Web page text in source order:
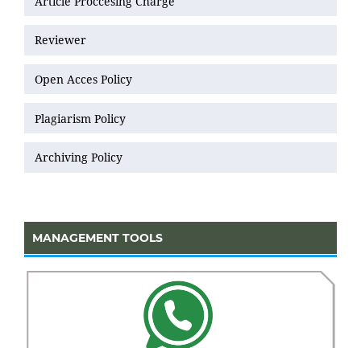
Reviewer
Open Acces Policy
Plagiarism Policy
Archiving Policy
MANAGEMENT TOOLS